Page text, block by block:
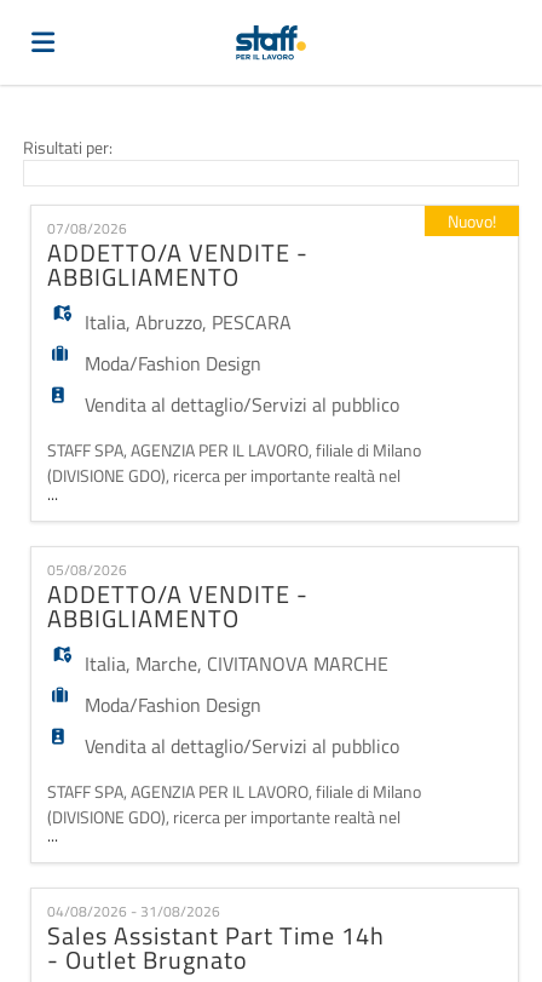
Offerte
di
lavoro
Carica
il
CV
Login
Lingua
EN
FR
IT
DE
ES
PT
Risultati per:
07/08/2026
ADDETTO/A VENDITE -
ABBIGLIAMENTO
Italia,Abruzzo, PESCARA
Moda/Fashion Design
Vendita al dettaglio/Servizi al pubblico
STAFF SPA, AGENZIA PER IL LAVORO, filiale di Milano
(DIVISIONE GDO), ricerca per importante realtà nel
settore abbigliamento: ADDETTO/A VENDITE -
ABBIGLIAMENTO Cosa farai: - Accoglierai i clienti
offrendo un'esperienza di acquisto unica e
personalizzata - Supporterai nella scelta dei prodotti,
valorizzando stile e qualità - Ti occuperai de
...
Nuovo!
05/08/2026
ADDETTO/A VENDITE -
ABBIGLIAMENTO
Italia, Marche, CIVITANOVA MARCHE
Moda/Fashion Design
Vendita al dettaglio/Servizi al pubblico
STAFF SPA, AGENZIA PER IL LAVORO, filiale di Milano
(DIVISIONE GDO), ricerca per importante realtà nel
settore abbigliamento: ADDETTO/A VENDITE -
ABBIGLIAMENTO Cosa farai: - Accoglierai i clienti
offrendo un'esperienza di acquisto unica e
personalizzata - Supporterai nella scelta dei prodotti,
valorizzando stile e qualità - Ti occuperai de
...
04/08/2026 - 31/08/2026
Sales Assistant Part Time 14h
- Outlet Brugnato